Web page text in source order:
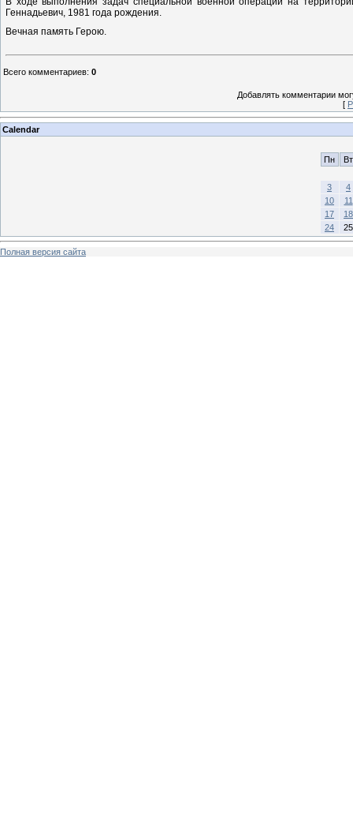
Геннадьевич, 1981 года рождения.
Вечная память Герою.
Всего комментариев: 0
Добавлять комментарии
[
Calendar
Пн Вт
3
4
10
11
17
18
24
25
Полная версия сайта